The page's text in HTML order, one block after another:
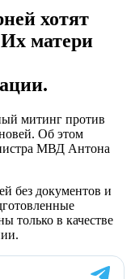
хотят
матери
митинг против
Об этом
МВД Антона
без документов и
только в качестве